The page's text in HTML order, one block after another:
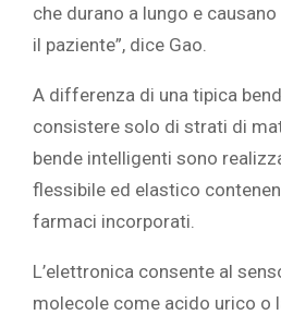
che durano a lungo e
il paziente”, dice Gao.
A differenza di una tipica
consistere solo di strati di
bende intelligenti sono
flessibile ed elastico
farmaci incorporati.
L’elettronica consente al
molecole come acido urico o